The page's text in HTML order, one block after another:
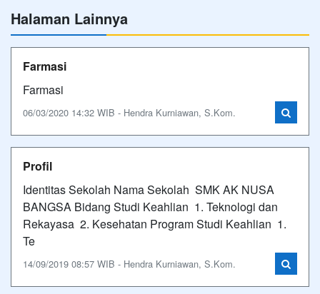
Halaman Lainnya
Farmasi
Farmasi
06/03/2020 14:32 WIB - Hendra Kurniawan, S.Kom.
Profil
Identitas Sekolah Nama Sekolah SMK AK NUSA
BANGSA Bidang Studi Keahlian 1. Teknologi dan
Rekayasa 2. Kesehatan Program Studi Keahlian 1.
Te
14/09/2019 08:57 WIB - Hendra Kurniawan, S.Kom.